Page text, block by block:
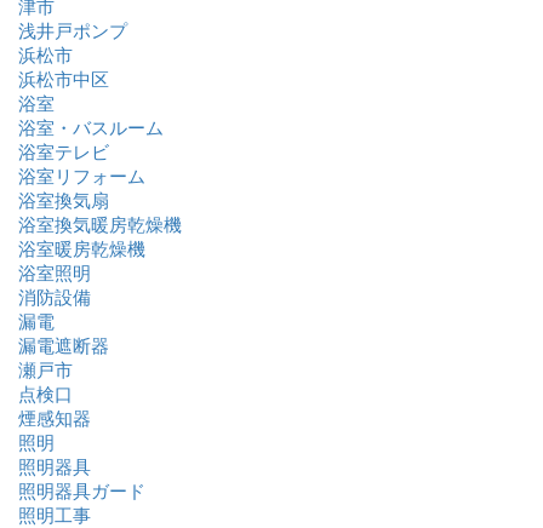
津市
浅井戸ポンプ
浜松市
浜松市中区
浴室
浴室・バスルーム
浴室テレビ
浴室リフォーム
浴室換気扇
浴室換気暖房乾燥機
浴室暖房乾燥機
浴室照明
消防設備
漏電
漏電遮断器
瀬戸市
点検口
煙感知器
照明
照明器具
照明器具ガード
照明工事